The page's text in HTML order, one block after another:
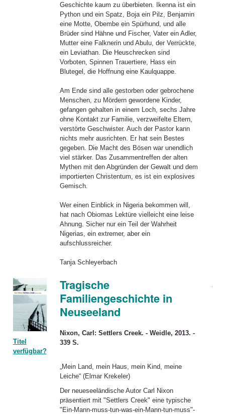
Geschichte kaum zu überbieten. Ikenna ist ein
Python und ein Spatz, Boja ein Pilz, Benjamin
eine Motte, Obembe ein Spürhund, und alle
Brüder sind Hähne und Fischer, Vater ein Adler,
Mutter eine Falknerin und Abulu, der Verrückte,
ein Leviathan. Die Heuschrecken sind
Vorboten, Spinnen Trauertiere, Hass ein
Blutegel, die Hoffnung eine Kaulquappe.
Am Ende sind alle gestorben oder gebrochene
Menschen, zu Mördern gewordene Kinder,
gefangen gehalten in einem Loch, sechs Jahre
ohne Kontakt zur Familie, verzweifelte Eltern,
verstörte Geschwister. Auch der Pastor kann
nichts mehr ausrichten. Er hat sein Bestes
gegeben. Die Macht des Bösen war unendlich
viel stärker. Das Zusammentreffen der alten
Mythen mit den Abgründen der Gewalt und dem
importierten Christentum, es ist ein explosives
Gemisch.
Wer einen Einblick in Nigeria bekommen will,
hat nach Obiomas Lektüre vielleicht eine leise
Ahnung. Sicher nur ein Teil der Wahrheit
Nigerias, ein extremer, aber ein
aufschlussreicher.
Tanja Schleyerbach
Titel
verfügbar?
Tragische
Familiengeschichte in
Neuseeland
Nixon, Carl: Settlers Creek. - Weidle, 2013. -
339 S.
„Mein Land, mein Haus, mein Kind, meine
Leiche“ (Elmar Krekeler)
Der neueseeländische Autor Carl Nixon
präsentiert mit "Settlers Creek" eine typische
"Ein-Mann-muss-tun-was-ein-Mann-tun-muss"-